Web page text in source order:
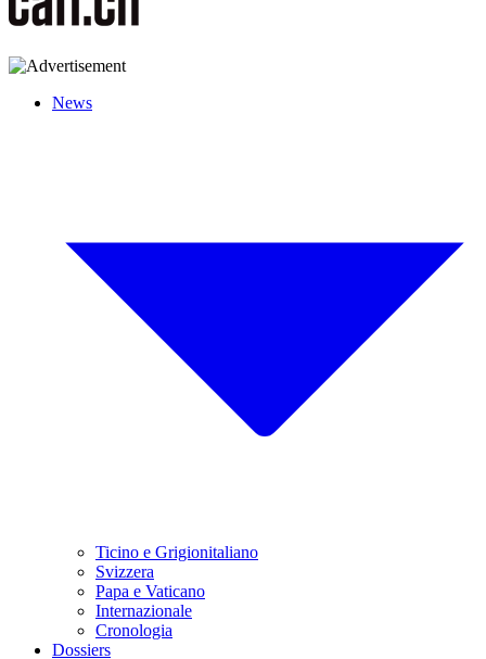
News
Ticino e Grigionitaliano
Svizzera
Papa e Vaticano
Internazionale
Cronologia
Dossiers